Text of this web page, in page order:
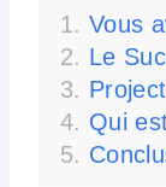
Vous
Le
Qui